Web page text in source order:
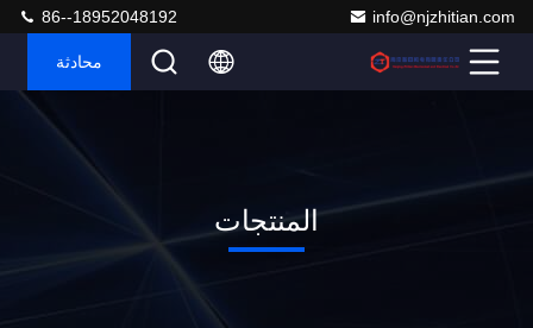
info@njzhitian.com
86--18952048192
محادثة
المنتجات